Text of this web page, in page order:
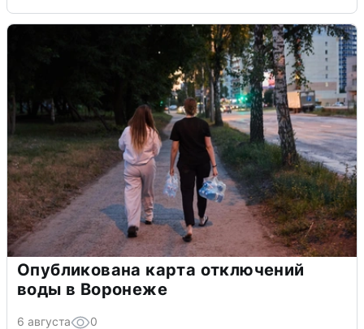
Опубликована карта отключений
воды в Воронеже
6 августа 0